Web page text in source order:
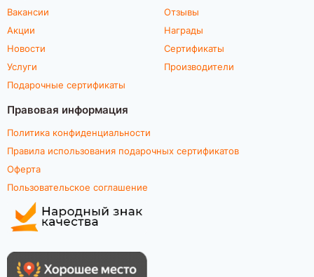
Вакансии
Акции
Новости
Услуги
Подарочные сертификаты
Отзывы
Награды
Сертификаты
Производители
Правовая информация
Политика конфиденциальности
Правила использования подарочных сертификатов
Оферта
Пользовательское соглашение